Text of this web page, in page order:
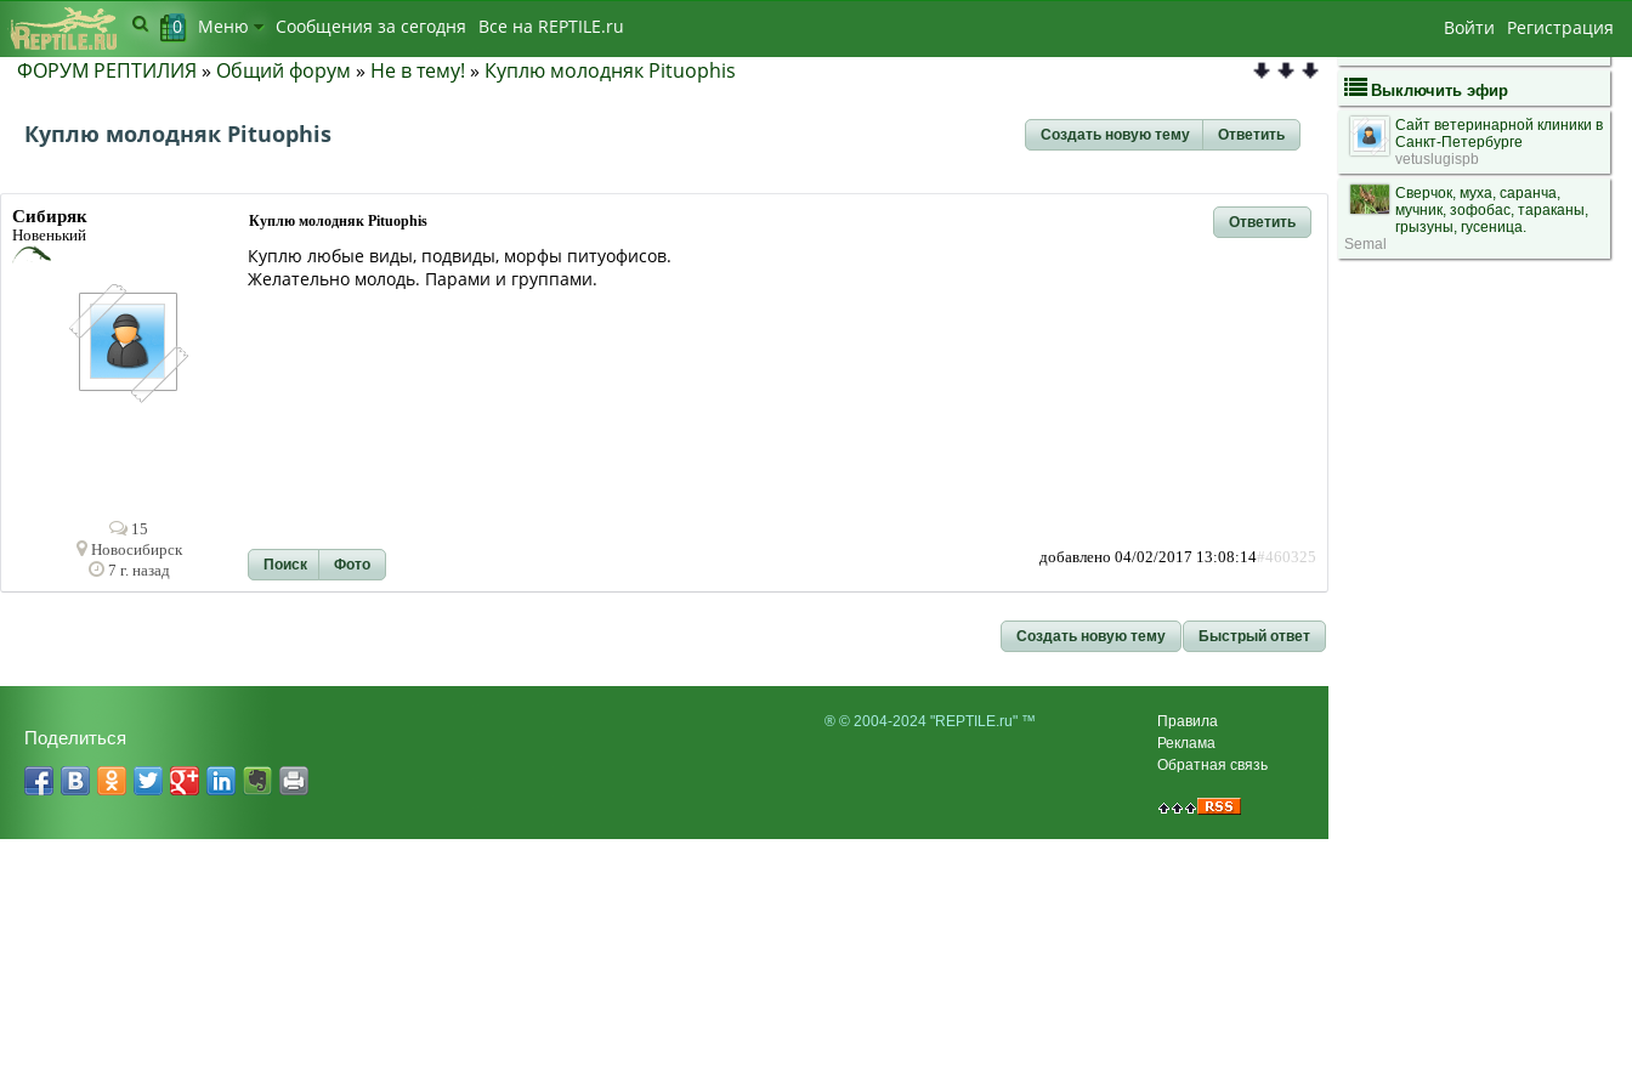
ФОРУМ РЕПТИЛИЯ » Общий форум » Не в тему! » Куплю молодняк Pituophis
Куплю молодняк Pituophis Создать новую тему Ответить
Сибиряк
Новенький
15
Новосибирск
7 г. назад
Куплю молодняк Pituophis Ответить
Куплю любые виды, подвиды, морфы питуофисов.
Желательно молодь. Парами и группами.
Поиск Фото добавлено 04/02/2017 13:08:14#460325
Создать новую тему Быстрый ответ
Выключить эфир
Сайт ветеринарной клиники в
Санкт-Петербурге
vetuslugispb
Сверчок, муха, саранча,
мучник, зофобас, тараканы,
грызуны, гусеница.
Semal
0 Меню Сообщения за сегодня Bсе на REPTILE.ru Войти Регистрация
Поделиться
Правила
Реклама
Обратная связь
® © 2004-2024 "REPTILE.ru" ™